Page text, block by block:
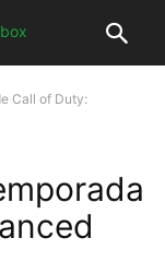
Call of Duty: